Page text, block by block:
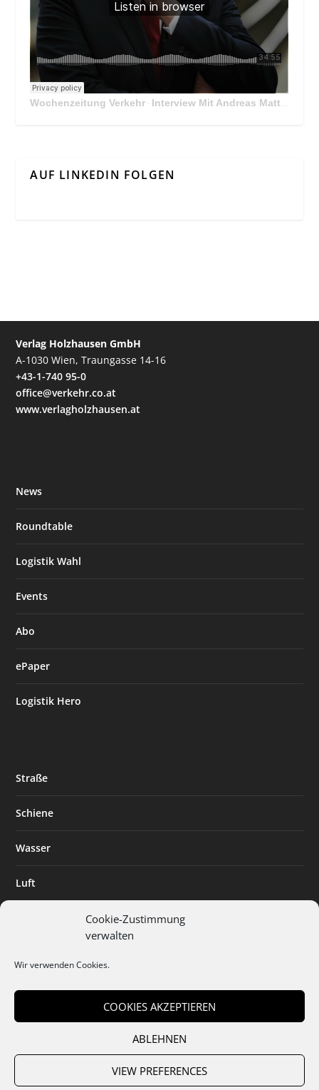
Cookie-Zustimmung
verwalten
Wir verwenden Cookies.
COOKIES AKZEPTIEREN
ABLEHNEN
VIEW PREFERENCES
Wochenzeitung Verkehr · Interview Mit Andreas Matthä, CEO der ÖBB Holding
AUF LINKEDIN FOLGEN
Verlag Holzhausen GmbH
A-1030 Wien, Traungasse 14-16
+43-1-740 95-0
office@verkehr.co.at
www.verlagholzhausen.at
News
Roundtable
Logistik Wahl
Events
Abo
ePaper
Logistik Hero
Straße
Schiene
Wasser
Luft
Digitalisierung
Mediadaten Cookies Datenschutz